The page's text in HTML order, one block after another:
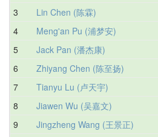
3
Lin Chen (陈霖)
4
Meng'an Pu (浦梦安)
5
Jack Pan (潘杰康)
6
Zhiyang Chen (陈至扬)
7
Tianyu Lu (卢天宇)
8
Jiawen Wu (吴嘉文)
9
Jingzheng Wang (王景正)